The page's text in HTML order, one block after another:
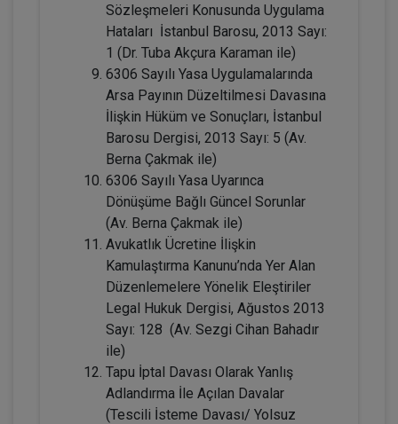
Boşanma Hukuku - IV. Medeni Hukuk
Kongresi - III. Oturum
360 TL Sepete Ekle
Tüketici Hukuku Enstitüsü
Kişiler Hukuku - IV. Medeni Hukuk
Kongresi - I. Oturum
360 TL Sepete Ekle
Sözleşmeleri Konusunda Uygulama
Hataları İstanbul Barosu, 2013 Sayı:
1 (Dr. Tuba Akçura Karaman ile)
6306 Sayılı Yasa Uygulamalarında
Arsa Payının Düzeltilmesi Davasına
İlişkin Hüküm ve Sonuçları, İstanbul
Barosu Dergisi, 2013 Sayı: 5 (Av.
Berna Çakmak ile)
6306 Sayılı Yasa Uyarınca
Dönüşüme Bağlı Güncel Sorunlar
(Av. Berna Çakmak ile)
Avukatlık Ücretine İlişkin
Kamulaştırma Kanunu’nda Yer Alan
Düzenlemelere Yönelik Eleştiriler
Legal Hukuk Dergisi, Ağustos 2013
Sayı: 128 (Av. Sezgi Cihan Bahadır
ile)
Tapu İptal Davası Olarak Yanlış
Adlandırma İle Açılan Davalar
(Tescili İsteme Davası/ Yolsuz